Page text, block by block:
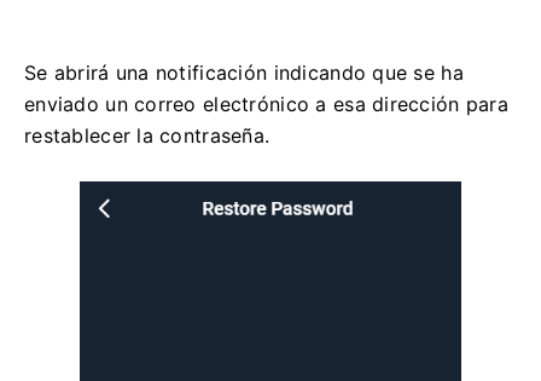
Se abrirá una notificación indicando que se ha
enviado un correo electrónico a esa dirección para
restablecer la contraseña.